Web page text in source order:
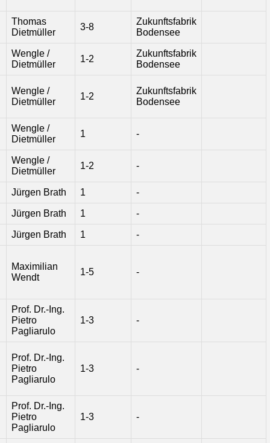
Thomas
Dietmüller
3-8
Zukunftsfabrik
Bodensee
Wengle /
Dietmüller
1-2
Zukunftsfabrik
Bodensee
Wengle /
Dietmüller
1-2
Zukunftsfabrik
Bodensee
Wengle /
Dietmüller
1 -
Wengle /
Dietmüller
1-2 -
Jürgen Brath 1 -
Jürgen Brath 1 -
Jürgen Brath 1 -
Maximilian
Wendt
1-5 -
Prof. Dr.-Ing.
Pietro
Pagliarulo
1-3 -
Prof. Dr.-Ing.
Pietro
Pagliarulo
1-3 -
Prof. Dr.-Ing.
Pietro
Pagliarulo
1-3 -